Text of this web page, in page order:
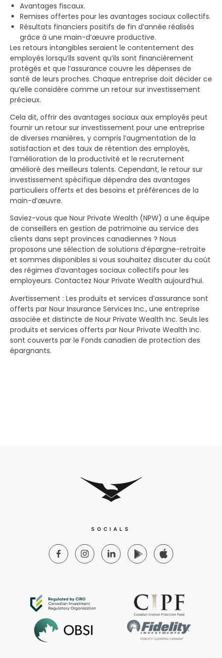
Avantages fiscaux.
Remises offertes pour les avantages sociaux collectifs.
Résultats financiers positifs de fin d’année réalisés
grâce à une main-d’œuvre productive.
Les retours intangibles seraient le contentement des
employés lorsqu’ils savent qu’ils sont financièrement
protégés et que l’assurance couvre les dépenses de
santé de leurs proches. Chaque entreprise doit décider ce
qu’elle considère comme un retour sur investissement
précieux.
Cela dit, offrir des avantages sociaux aux employés peut
fournir un retour sur investissement pour une entreprise
de diverses manières, y compris l’augmentation de la
satisfaction et des taux de rétention des employés,
l’amélioration de la productivité et le recrutement
amélioré des meilleurs talents. Cependant, le retour sur
investissement spécifique dépendra des avantages
particuliers offerts et des besoins et préférences de la
main-d’œuvre.
Saviez-vous que Nour Private Wealth (NPW) a une équipe
de conseillers en gestion de patrimoine au service des
clients dans sept provinces canadiennes ? Nous
proposons une sélection de solutions d’épargne-retraite
et sommes disponibles si vous souhaitez discuter du coût
des régimes d’avantages sociaux collectifs pour les
employeurs. Contactez Nour Private Wealth aujourd’hui.
Avertissement : Les produits et services d’assurance sont
offerts par Nour Insurance Services Inc., une entreprise
associée et distincte de Nour Private Wealth Inc. Seuls les
produits et services offerts par Nour Private Wealth Inc.
sont couverts par le Fonds canadien de protection des
épargnants.
SOCIALS